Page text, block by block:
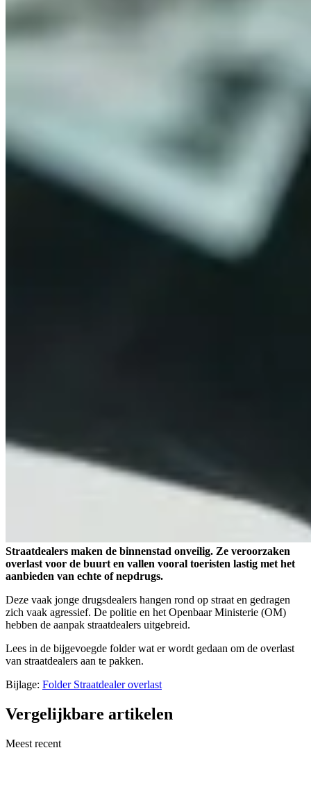
Straatdealers maken de binnenstad onveilig. Ze veroorzaken
overlast voor de buurt en vallen vooral toeristen lastig met het
aanbieden van echte of nepdrugs.
Deze vaak jonge drugsdealers hangen rond op straat en gedragen
zich vaak agressief. De politie en het Openbaar Ministerie (OM)
hebben de aanpak straatdealers uitgebreid.
Lees in de bijgevoegde folder wat er wordt gedaan om de overlast
van straatdealers aan te pakken.
Bijlage: Folder Straatdealer overlast
Vergelijkbare artikelen
Meest recent